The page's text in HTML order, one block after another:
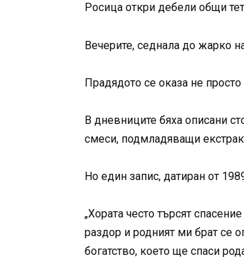
Росица откри дебели общи
Вечерите, седнала до жарко
Прадядото се оказа не
В дневниците бяха описани
смеси, подмладяващи
Но един запис, датиран от
„Хората често търсят
раздор и родният ми брат се
богатство, което ще спаси